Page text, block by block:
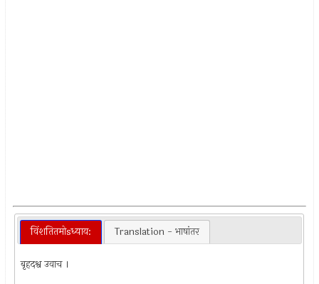
विंशतितमोsध्याय: Translation - भाषांतर
बृहदश्व उवाच ।